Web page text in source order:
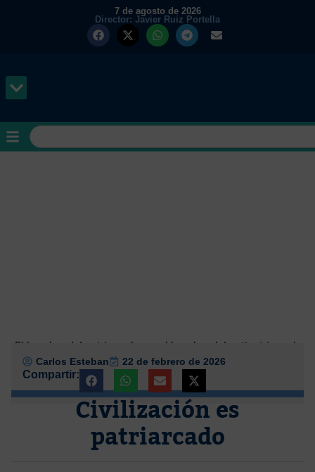
7 de agosto de 2026
Director: Javier Ruiz Portella
El hombre del patriarcado vs. el hombre del antipatriarcado
Carlos Esteban 22 de febrero de 2026
Compartir:
Civilización es
patriarcado